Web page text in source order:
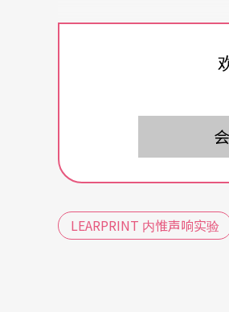
LEARPRINT 内惟声响实验